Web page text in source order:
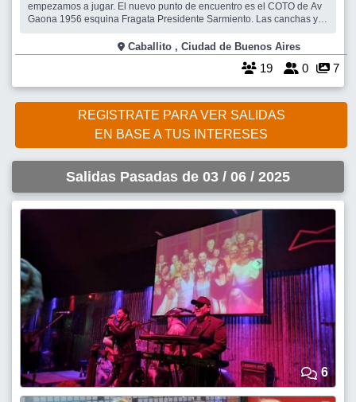
empezamos a jugar. El nuevo punto de encuentro es el COTO de Av
Gaona 1956 esquina Fragata Presidente Sarmiento. Las canchas ya
importante puntualidad para poder empezar a jugar todos a las 20
hs. Nos juntamos en el primer piso en
Caballito , Ciudad de Buenos Aires
19 0 7
REGISTRATE PARA VER SALIDAS
EN BASE A TUS INTERESES
Salidas Pasadas de 03 / 06 / 2025
6